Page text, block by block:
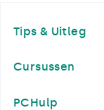
Tips & Uitleg
Cursussen
PCHulp